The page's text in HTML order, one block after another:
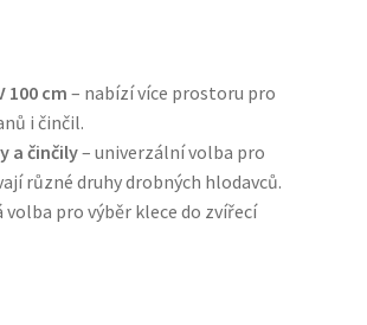
100 cm – nabízí více prostoru pro
i činčil.
a činčily– univerzální volba pro
různé druhy drobných hlodavců.
volba pro výběr klece do zvířecí